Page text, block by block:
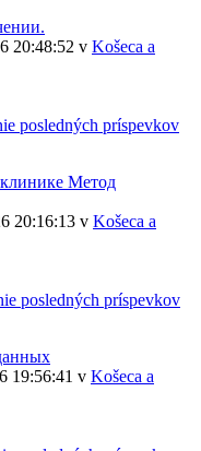
20:48:52 v Košeca a
Метод
20:16:13 v Košeca a
19:56:41 v Košeca a